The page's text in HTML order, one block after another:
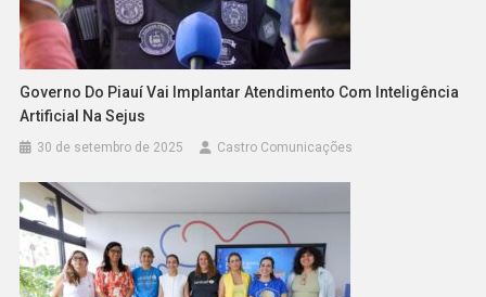
Governo Do Piauí Vai Implantar Atendimento Com Inteligência
Artificial Na Sejus
30 de setembro de 2025 Castro Comunicações